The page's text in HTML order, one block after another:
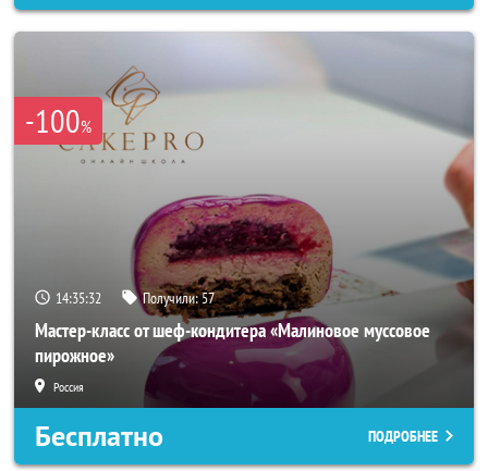
-100%
14:35:29 Получили:57
Мастер-класс от шеф-кондитера «Малиновое муссовое
пирожное»
Россия
Бесплатно ПОДРОБНЕЕ